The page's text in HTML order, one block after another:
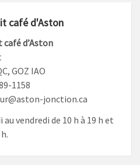
café d'Aston
d’Aston
GOZ IAO
1158
jonction.ca
vendredi de 10 h à 19 h et